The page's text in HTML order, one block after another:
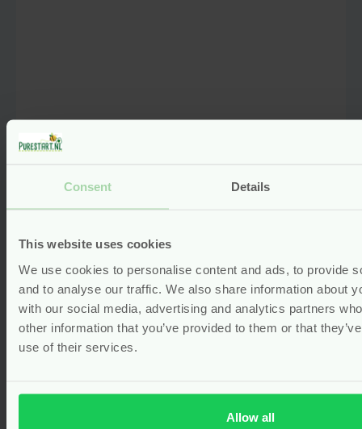
Consent Details
This website uses cookies
We use cookies to personalise content and ads, to provide
and to analyse our traffic. We also share information about
with our social media, advertising and analytics partners
other information that you’ve provided to them or that
use of their services.
Allow all
Baby Shampoo & Body Wash –
Peer Nectar – 473 ml – Attitude
Baby Leaves
vegan
Voor11.95